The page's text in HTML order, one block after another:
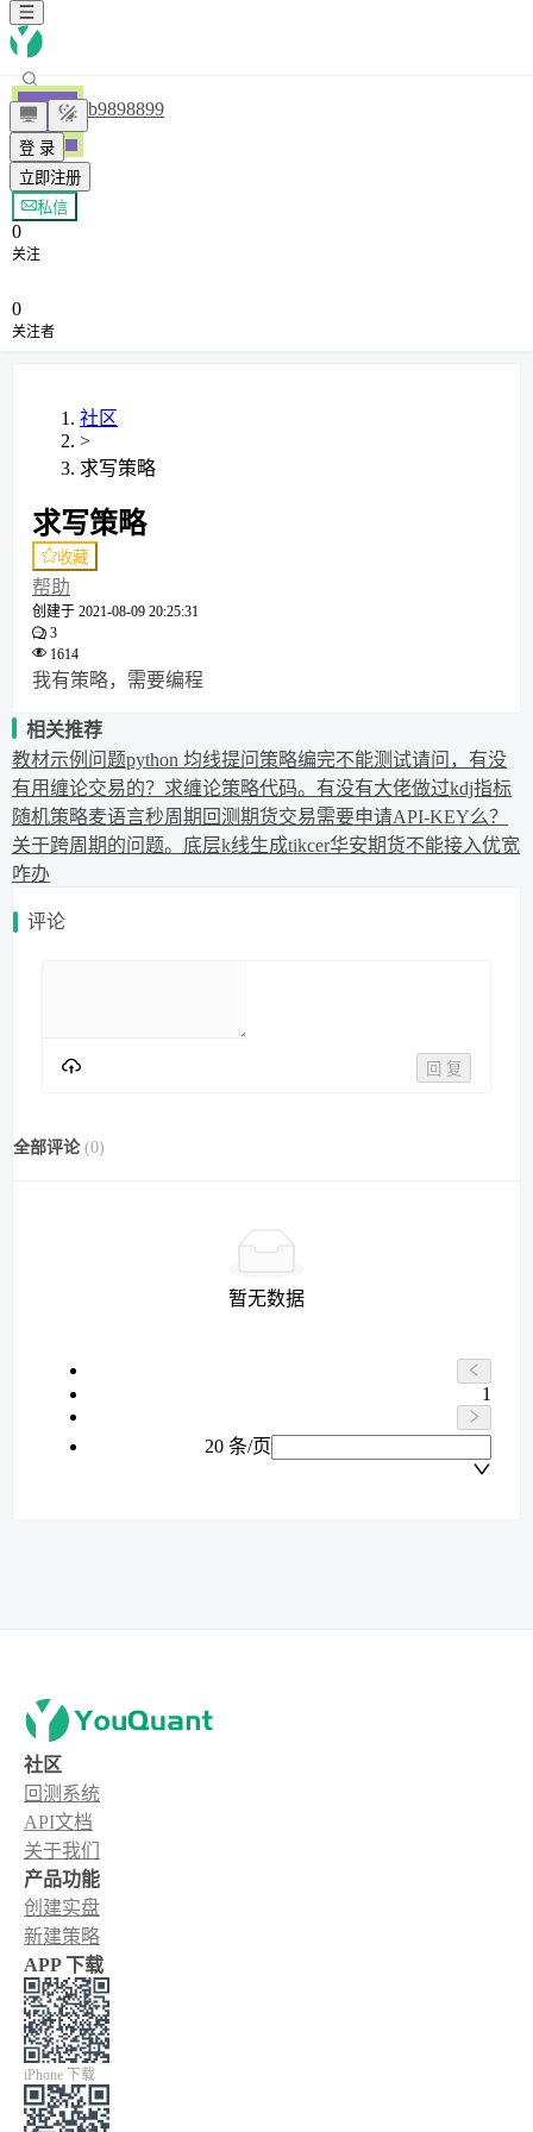
登 录
立即注册
yb9898899
+ 关注
私信
0
关注
0
关注者
社区
>
求写策略
求写策略
收藏
帮助
创建于 2021-08-09 20:25:31
3
1614
我有策略，需要编程
相关推荐
教材示例问题python 均线提问 策略编完不能测试请问，有没
有用缠论交易的？求缠论策略代码。 有没有大佬做过kdj指标
随机策略麦语言秒周期回测期货交易需要申请API-KEY么？
关于跨周期的问题。 底层k线生成tikcer华安期货不能接入优宽
咋办
评论
回 复
全部评论 (0)
暂无数据
1
20 条/页
社区
回测系统
API文档
关于我们
产品功能
创建实盘
新建策略
APP 下载
iPhone 下载